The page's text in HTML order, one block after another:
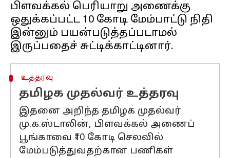
பிளவக்கல் பெரியாறு அணைக்கு
ஒதுக்கப்பட்ட ₹10 கோடி மேம்பாட்டு நிதி
இன்னும் பயன்படுத்தப்படாமல்
உத்தரவு
தமிழக முதல்வர் உத்தரவு
இதனை அறிந்த தமிழக முதல்வர்
மு.க.ஸ்டாலின், பிளவக்கல் அணைப்
பூங்காவை ₹10 கோடி செலவில்
மேம்படுத்துவதற்கான பணிகள்